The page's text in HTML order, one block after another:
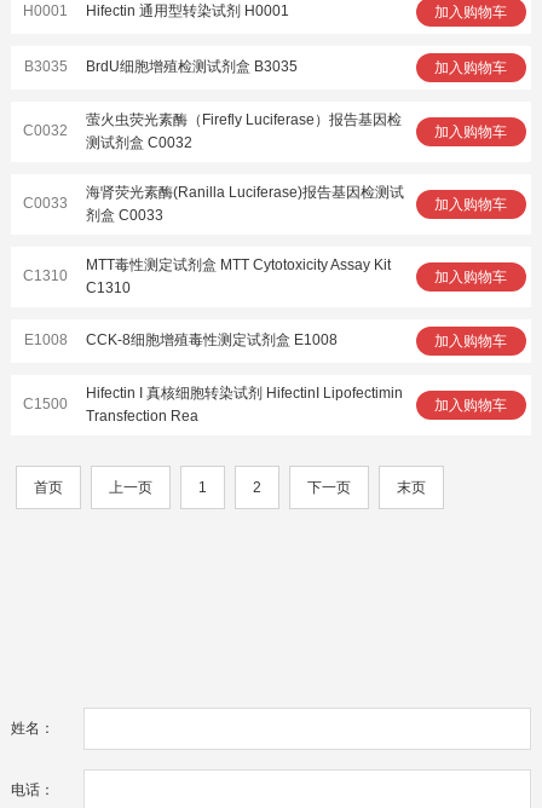
H0001 Hifectin 通用型转染试剂 H0001 加入购物车
B3035 BrdU细胞增殖检测试剂盒 B3035 加入购物车
C0032
萤火虫荧光素酶（Firefly Luciferase）报告基因检
测试剂盒 C0032
加入购物车
C0033
海肾荧光素酶(Ranilla Luciferase)报告基因检测试
剂盒 C0033
加入购物车
C1310
MTT毒性测定试剂盒 MTT Cytotoxicity Assay Kit
C1310
加入购物车
E1008 CCK-8细胞增殖毒性测定试剂盒 E1008 加入购物车
C1500
Hifectin I 真核细胞转染试剂 HifectinI Lipofectimin
Transfection Rea
加入购物车
首页 上一页 1 2 下一页 末页
姓名：
电话：